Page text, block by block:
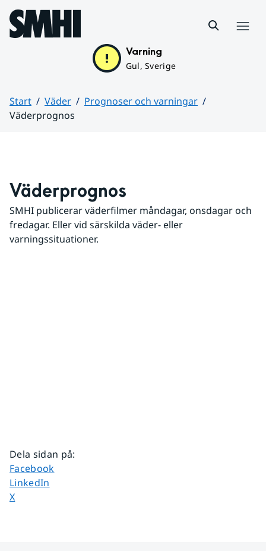
Hoppa till sidans innehåll
Varning
Gul, Sverige
Start Väder
Prognoser och varningar
Väderprognos
Väderprognos
SMHI publicerar väderfilmer måndagar, onsdagar och
fredagar. Eller vid särskilda väder- eller
varningssituationer.
Dela sidan på:
Dela sidan på
Facebook
Dela sidan på
LinkedIn
Dela sidan på
X